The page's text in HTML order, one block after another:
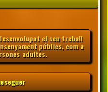
el seu treball
públics, com a
adultes.